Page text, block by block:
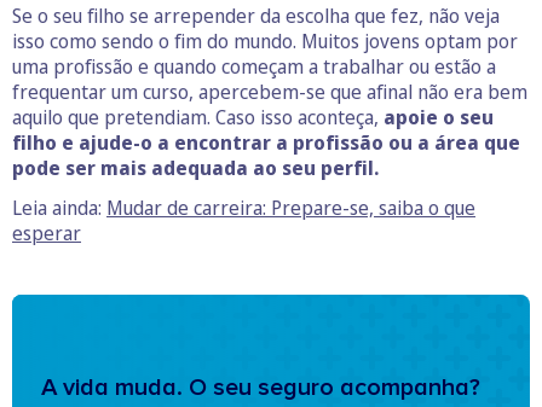
Se o seu filho se arrepender da escolha que fez, não veja
isso como sendo o fim do mundo. Muitos jovens optam por
uma profissão e quando começam a trabalhar ou estão a
frequentar um curso, apercebem-se que afinal não era bem
aquilo que pretendiam. Caso isso aconteça, apoie o seu
filho e ajude-o a encontrar a profissão ou a área que
pode ser mais adequada ao seu perfil.
Leia ainda: Mudar de carreira: Prepare-se, saiba o que
esperar
A vida muda. O seu seguro acompanha?